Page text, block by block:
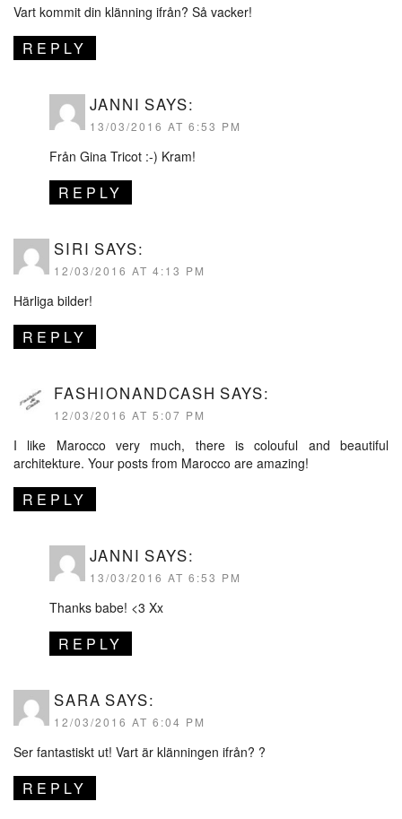
Vart kommit din klänning ifrån? Så vacker!
REPLY
JANNI SAYS:
13/03/2016 AT 6:53 PM
Från Gina Tricot :-) Kram!
REPLY
SIRI SAYS:
12/03/2016 AT 4:13 PM
Härliga bilder!
REPLY
FASHIONANDCASH SAYS:
12/03/2016 AT 5:07 PM
I like Marocco very much, there is colouful and beautiful
architekture. Your posts from Marocco are amazing!
REPLY
JANNI SAYS:
13/03/2016 AT 6:53 PM
Thanks babe! <3 Xx
REPLY
SARA SAYS:
12/03/2016 AT 6:04 PM
Ser fantastiskt ut! Vart är klänningen ifrån? ?
REPLY